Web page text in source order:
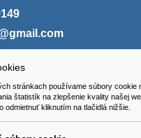
stránkach používame súbory cookie
štatistík na zlepšenie kvality našej
odmietnuť kliknutím na tlačidlá nižšie.
s.r.o.
280/6, 965 01 Žiar nad
Republic)